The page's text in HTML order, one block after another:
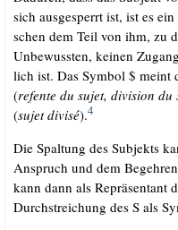
sich aus­ge­sperrt ist, ist es
schen dem Teil von ihm, zu
Unbe­wuss­ten, kei­nen
lich ist. Das Sym­bol $ meint
(ref­en­te du sujet, divi­si­on du
(sujet divi­sé).4
Die Spal­tung des Sub­jekts
Anspruch und dem
kann dann als Reprä­sen­tant
Durch­strei­chung des S als